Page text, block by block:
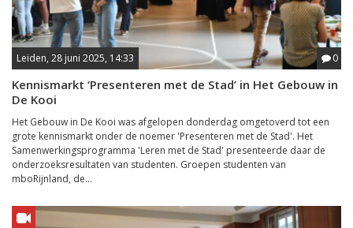
Leiden, 28 juni 2025, 14:33 0
Kennismarkt ‘Presenteren met de Stad’ in Het Gebouw in
De Kooi
Het Gebouw in De Kooi was afgelopen donderdag omgetoverd tot een
grote kennismarkt onder de noemer 'Presenteren met de Stad'. Het
Samenwerkingsprogramma 'Leren met de Stad' presenteerde daar de
onderzoeksresultaten van studenten. Groepen studenten van
mboRijnland, de...